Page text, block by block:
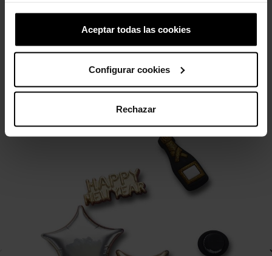
Aceptar todas las cookies
Configurar cookies
Rechazar
4,99 € 3,99 € 4,99 € 3,99 €
4 outros produtos na mesma